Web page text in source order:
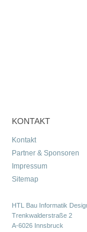
KONTAKT
Kontakt
Partner & Sponsoren
Impressum
Sitemap
HTL Bau Informatik
Trenkwalderstraße 2
A-6026 Innsbruck